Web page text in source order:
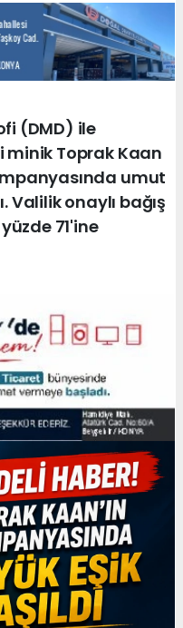
(DMD) ile
minik Toprak Kaan
umut
Valilik onaylı bağış
71'ine